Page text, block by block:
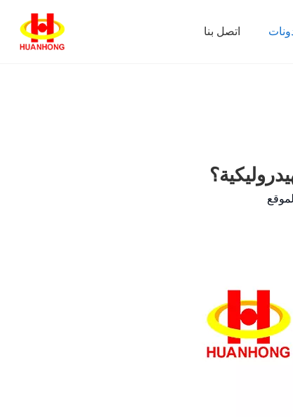
اتصل بنا